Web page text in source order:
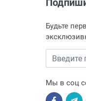
Будьте
Введите
Мы в соц